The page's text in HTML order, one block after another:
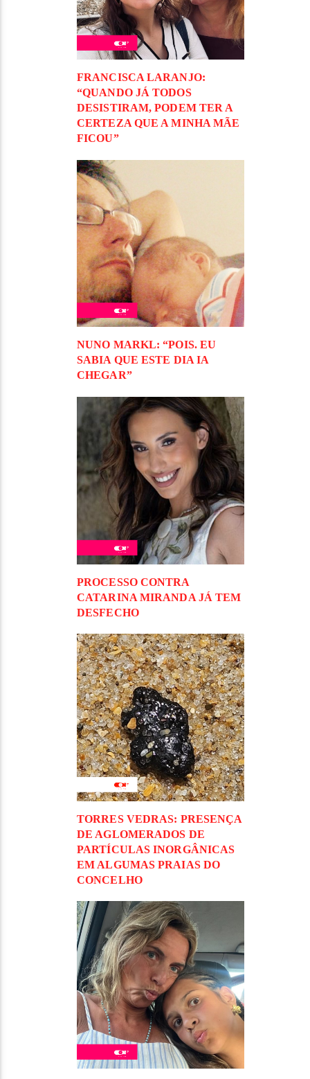
FRANCISCA LARANJO:
“QUANDO JÁ TODOS
DESISTIRAM, PODEM TER A
CERTEZA QUE A MINHA MÃE
FICOU”
NUNO MARKL: “POIS. EU
SABIA QUE ESTE DIA IA
CHEGAR”
PROCESSO CONTRA
CATARINA MIRANDA JÁ TEM
DESFECHO
TORRES VEDRAS: PRESENÇA
DE AGLOMERADOS DE
PARTÍCULAS INORGÂNICAS
EM ALGUMAS PRAIAS DO
CONCELHO